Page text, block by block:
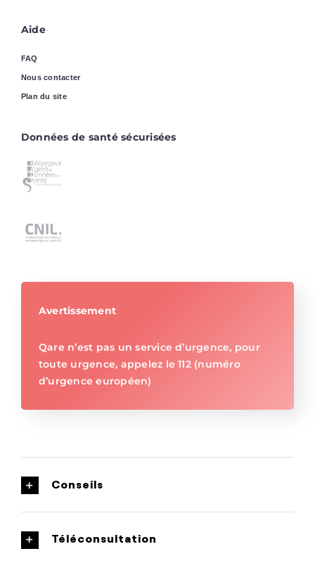
Aide
FAQ
Nous contacter
Plan du site
Données de santé sécurisées
Avertissement
Qare n’est pas un service d’urgence, pour
toute urgence, appelez le 112 (numéro
d’urgence européen)
Conseils
Téléconsultation